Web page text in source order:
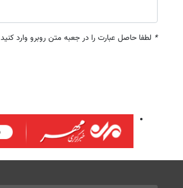
* لطفا حاصل عبارت را در جعبه متن روبرو وارد کنید